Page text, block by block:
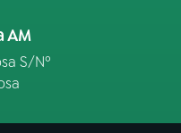
AM
S/Nº